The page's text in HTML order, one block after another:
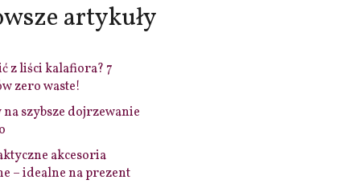
artykuły
z liści kalafiora? 7
zero waste!
na szybsze dojrzewanie
akcesoria
– idealne na prezent